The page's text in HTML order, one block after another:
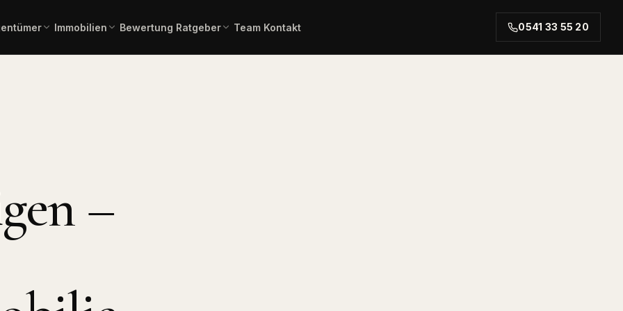
neuer Bauvorhaben.
Immobilien
Forstflächen.
Immobilientausch
Bewertung Ratgeber Team Kontakt 0541 33 55 20
–